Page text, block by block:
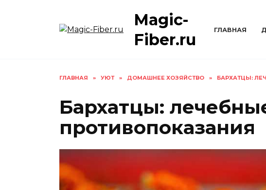
Magic-
Fiber.ru
ГЛАВНАЯ
ГЛАВНАЯ » УЮТ » ДОМАШНЕЕ ХОЗЯЙСТВО » БАРХАТЦЫ:
Бархатцы:
противопоказания